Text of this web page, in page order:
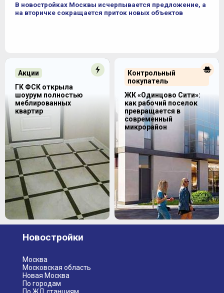
В новостройках Москвы исчерпывается предложение, а
на вторичке сокращается приток новых объектов
Контрольный
покупатель
ЖК «Одинцово Сити»:
как рабочий поселок
превращается в
современный
микрорайон
Акции
ГК ФСК открыла
шоурум полностью
меблированных
квартир
Новостройки
Москва
Московская область
Новая Москва
По городам